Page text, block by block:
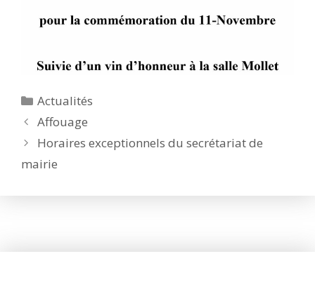
Catégories
Actualités
Affouage
Horaires exceptionnels du secrétariat de
mairie